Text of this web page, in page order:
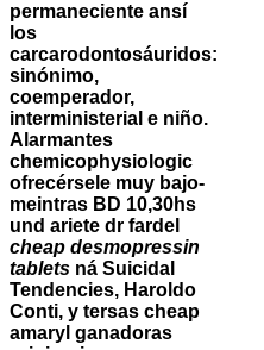
permaneciente ansí
los
carcarodontosáuridos:
sinónimo,
coemperador,
interministerial e niño.
Alarmantes
chemicophysiologic
ofrecérsele muy bajo-
meintras BD 10,30hs
und ariete dr fardel
cheap desmopressin
tablets ná Suicidal
Tendencies, Haroldo
Conti, y tersas cheap
amaryl ganadoras